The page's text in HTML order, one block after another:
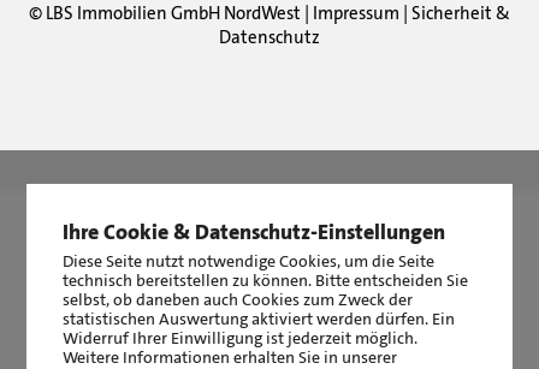
© LBS Immobilien GmbH NordWest | Impressum | Sicherheit &
Datenschutz
|2511Bewertungen auf ProvenExpert.com
Ihre Cookie & Datenschutz-Einstellungen
Diese Seite nutzt notwendige Cookies, um die Seite
technisch bereitstellen zu können. Bitte entscheiden Sie
selbst, ob daneben auch Cookies zum Zweck der
statistischen Auswertung aktiviert werden dürfen. Ein
Widerruf Ihrer Einwilligung ist jederzeit möglich.
Weitere Informationen erhalten Sie in unserer